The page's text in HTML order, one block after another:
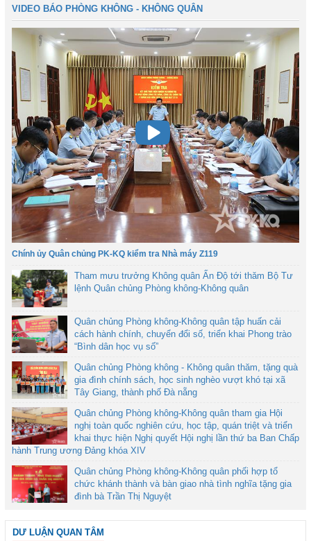
VIDEO BÁO PHÒNG KHÔNG - KHÔNG QUÂN
Chính ủy Quân chủng PK-KQ kiểm tra Nhà máy Z119
Tham mưu trưởng Không quân Ấn Độ tới thăm Bộ Tư
lệnh Quân chủng Phòng không-Không quân
Quân chủng Phòng không-Không quân tập huấn cải
cách hành chính, chuyển đổi số, triển khai Phong trào
“Bình dân học vụ số”
Quân chủng Phòng không - Không quân thăm, tặng quà
gia đình chính sách, học sinh nghèo vượt khó tại xã
Tây Giang, thành phố Đà nẵng
Quân chủng Phòng không-Không quân tham gia Hội
nghị toàn quốc nghiên cứu, học tập, quán triệt và triển
khai thực hiện Nghị quyết Hội nghị lần thứ ba Ban Chấp
hành Trung ương Đảng khóa XIV
Quân chủng Phòng không-Không quân phối hợp tổ
chức khánh thành và bàn giao nhà tình nghĩa tặng gia
đình bà Trần Thị Nguyệt
DƯ LUẬN QUAN TÂM